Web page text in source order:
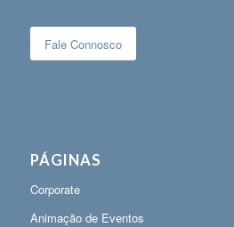
Fale Connosco
PÁGINAS
Corporate
Animação de Eventos